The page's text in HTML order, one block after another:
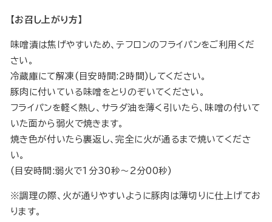
【お召し上がり方】
味噌漬は焦げやすいため、テフロンのフライパンをご利用くだ
さい。
冷蔵庫にて解凍(目安時間:2時間)してください。
豚肉に付いている味噌をとりのぞいてください。
フライパンを軽く熱し、サラダ油を薄く引いたら、味噌の付いて
いた面から弱火で焼きます。
焼き色が付いたら裏返し、完全に火が通るまで焼いてくださ
い。
(目安時間:弱火で1分30秒〜2分00秒)
※調理の際、火が通りやすいように豚肉は薄切りに仕上げてお
ります。